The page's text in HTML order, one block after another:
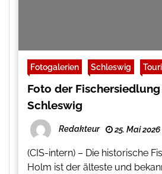
Fotogalerien Schleswig
Foto der
Schleswig
Redakteur 25. Mai 2026
(CIS-intern) – Die historische
Holm ist der älteste und